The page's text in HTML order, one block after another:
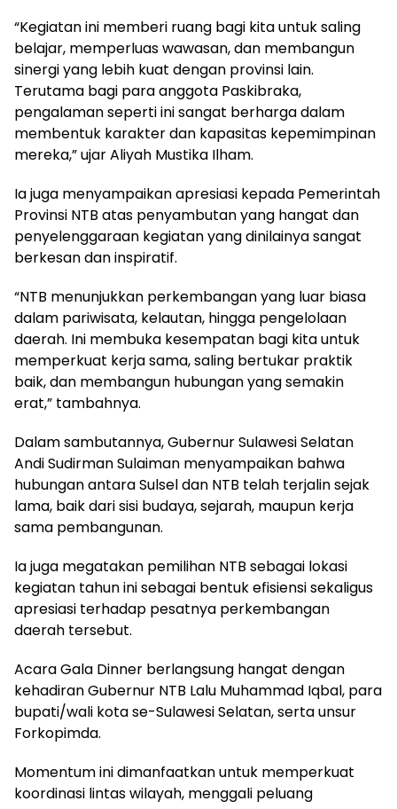
“Kegiatan ini memberi ruang bagi kita untuk saling
belajar, memperluas wawasan, dan membangun
sinergi yang lebih kuat dengan provinsi lain.
Terutama bagi para anggota Paskibraka,
pengalaman seperti ini sangat berharga dalam
membentuk karakter dan kapasitas kepemimpinan
mereka,” ujar Aliyah Mustika Ilham.
Ia juga menyampaikan apresiasi kepada Pemerintah
Provinsi NTB atas penyambutan yang hangat dan
penyelenggaraan kegiatan yang dinilainya sangat
berkesan dan inspiratif.
“NTB menunjukkan perkembangan yang luar biasa
dalam pariwisata, kelautan, hingga pengelolaan
daerah. Ini membuka kesempatan bagi kita untuk
memperkuat kerja sama, saling bertukar praktik
baik, dan membangun hubungan yang semakin
erat,” tambahnya.
Dalam sambutannya, Gubernur Sulawesi Selatan
Andi Sudirman Sulaiman menyampaikan bahwa
hubungan antara Sulsel dan NTB telah terjalin sejak
lama, baik dari sisi budaya, sejarah, maupun kerja
sama pembangunan.
Ia juga megatakan pemilihan NTB sebagai lokasi
kegiatan tahun ini sebagai bentuk efisiensi sekaligus
apresiasi terhadap pesatnya perkembangan
daerah tersebut.
Acara Gala Dinner berlangsung hangat dengan
kehadiran Gubernur NTB Lalu Muhammad Iqbal, para
bupati/wali kota se-Sulawesi Selatan, serta unsur
Forkopimda.
Momentum ini dimanfaatkan untuk memperkuat
koordinasi lintas wilayah, menggali peluang